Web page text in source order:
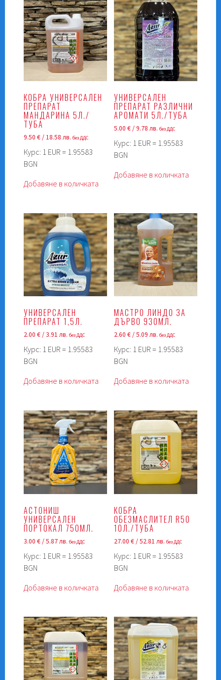
КОБРА УНИВЕРСАЛЕН
ПРЕПАРАТ
МАНДАРИНА 5Л./
ТУБА
9.50€/ 18.58 лв.без ДДС
Курс: 1 EUR = 1.95583
BGN
Добавяне в количката
УНИВЕРСАЛЕН
ПРЕПАРАТ РАЗЛИЧНИ
АРОМАТИ 5Л./ТУБА
5.00€/ 9.78 лв.без ДДС
Курс: 1 EUR = 1.95583
BGN
Добавяне в количката
УНИВЕРСАЛЕН
ПРЕПАРАТ 1,5Л.
2.00€/ 3.91 лв.без ДДС
Курс: 1 EUR = 1.95583
BGN
Добавяне в количката
МАСТРО ЛИНДО ЗА
ДЪРВО 930МЛ.
2.60€/ 5.09 лв.без ДДС
Курс: 1 EUR = 1.95583
BGN
Добавяне в количката
АСТОНИШ
УНИВЕРСАЛЕН
ПОРТОКАЛ 750МЛ.
3.00€/ 5.87 лв.без ДДС
Курс: 1 EUR = 1.95583
BGN
Добавяне в количката
КОБРА
ОБЕЗМАСЛИТЕЛ R50
10Л./ТУБА
27.00€/ 52.81 лв.без ДДС
Курс: 1 EUR = 1.95583
BGN
Добавяне в количката